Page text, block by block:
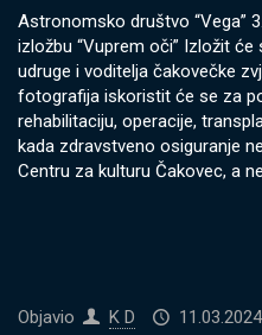
Astronomsko društvo “Vega”
izložbu “Vuprem oči” Izložit
udruge i voditelja čakovečke
fotografija iskoristit će se za
rehabilitaciju, operacije,
kada zdravstveno osiguranje
Centru za kulturu Čakovec, a
Objavio K D 11.03.2024